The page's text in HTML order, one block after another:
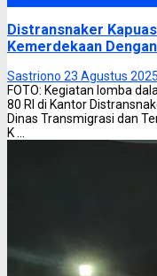
Distransnaker
Kemerdekaan
Sastriono 23 Agustus 2025
FOTO: Kegiatan lomba
80 RI di Kantor
Dinas Transmigrasi dan
K ...